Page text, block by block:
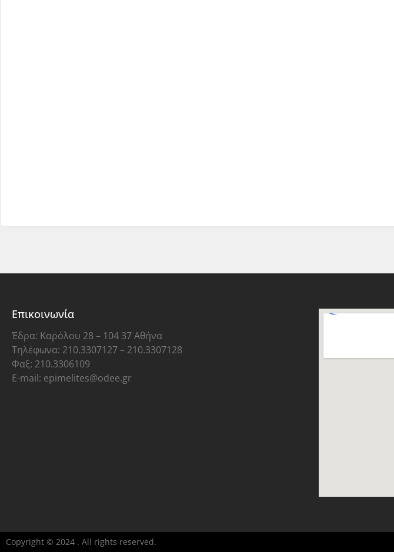
Επικοινωνία
Έδρα: Καρόλου 28 – 104 37 Αθήνα
Τηλέφωνα: 210.3307127 – 210.3307128
Φαξ: 210.3306109
E-mail: epimelites@odee.gr
Copyright © 2024 . All rights reserved.